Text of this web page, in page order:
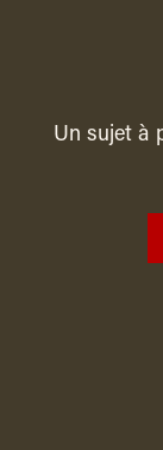
Un sujet à